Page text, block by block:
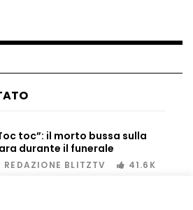
toc”: il morto bussa sulla
durante il funerale
REDAZIONE BLITZTV 41.6K